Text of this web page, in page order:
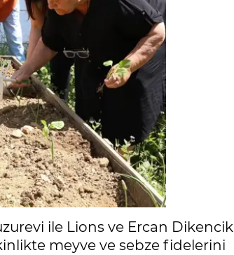
ile Lions ve Ercan Dikencik
meyve ve sebze fidelerini